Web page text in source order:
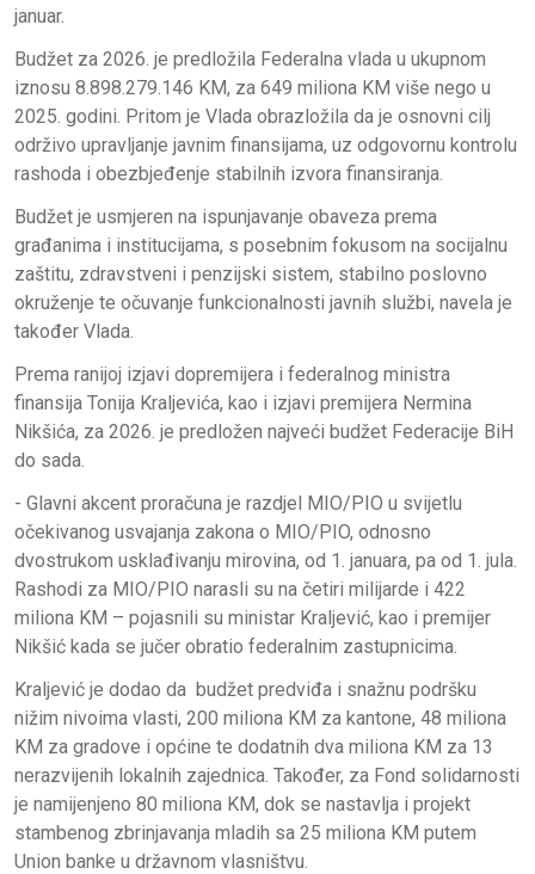
januar.
Budžet za 2026. je predložila Federalna vlada u ukupnom
iznosu 8.898.279.146 KM, za 649 miliona KM više nego u
2025. godini. Pritom je Vlada obrazložila da je osnovni cilj
održivo upravljanje javnim finansijama, uz odgovornu kontrolu
rashoda i obezbjeđenje stabilnih izvora finansiranja.
Budžet je usmjeren na ispunjavanje obaveza prema
građanima i institucijama, s posebnim fokusom na socijalnu
zaštitu, zdravstveni i penzijski sistem, stabilno poslovno
okruženje te očuvanje funkcionalnosti javnih službi, navela je
također Vlada.
Prema ranijoj izjavi dopremijera i federalnog ministra
finansija Tonija Kraljevića, kao i izjavi premijera Nermina
Nikšića, za 2026. je predložen najveći budžet Federacije BiH
do sada.
- Glavni akcent proračuna je razdjel MIO/PIO u svijetlu
očekivanog usvajanja zakona o MIO/PIO, odnosno
dvostrukom usklađivanju mirovina, od 1. januara, pa od 1. jula.
Rashodi za MIO/PIO narasli su na četiri milijarde i 422
miliona KM – pojasnili su ministar Kraljević, kao i premijer
Nikšić kada se jučer obratio federalnim zastupnicima.
Kraljević je dodao da budžet predviđa i snažnu podršku
nižim nivoima vlasti, 200 miliona KM za kantone, 48 miliona
KM za gradove i općine te dodatnih dva miliona KM za 13
nerazvijenih lokalnih zajednica. Također, za Fond solidarnosti
je namijenjeno 80 miliona KM, dok se nastavlja i projekt
stambenog zbrinjavanja mladih sa 25 miliona KM putem
Union banke u državnom vlasništvu.